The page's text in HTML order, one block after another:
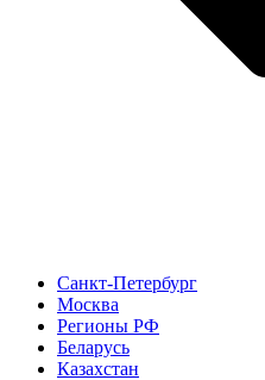
Санкт-Петербург
Москва
Регионы РФ
Беларусь
Казахстан